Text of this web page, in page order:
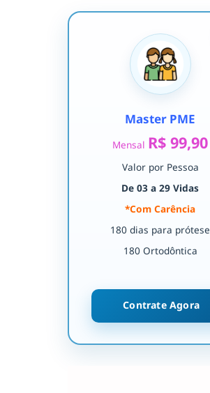
Master PME
Mensal R$ 99,90
Valor por Pessoa
De 03 a 29 Vidas
*Com Carência
180 dias para prótese
180 Ortodôntica
Contrate Agora